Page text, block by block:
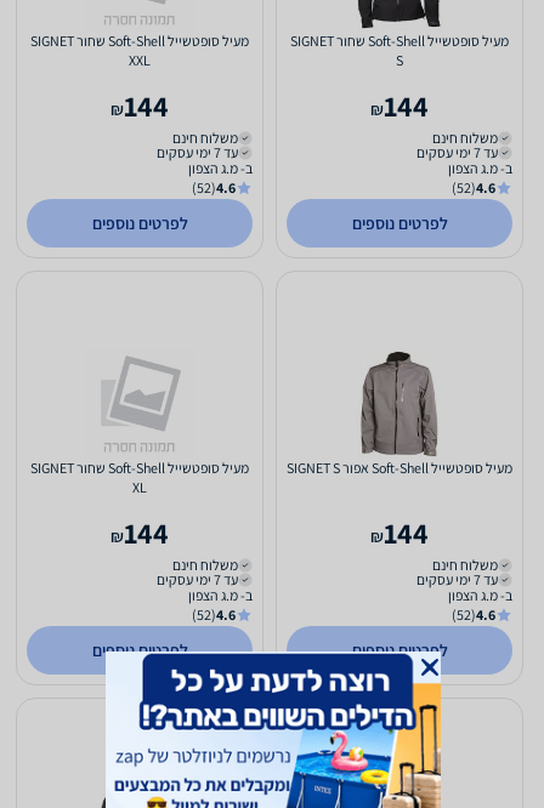
מעיל סופטשייל Soft-Shell שחור SIGNET
S
144
₪
משלוח חינם
עד 7 ימי עסקים
ב- מ.ג הצפון
4.6
(52)
לפרטים נוספים
מעיל סופטשייל Soft-Shell שחור SIGNET
XXL
144
₪
משלוח חינם
עד 7 ימי עסקים
ב- מ.ג הצפון
4.6
(52)
לפרטים נוספים
מעיל סופטשייל Soft-Shell אפור SIGNET S
144
₪
משלוח חינם
עד 7 ימי עסקים
ב- מ.ג הצפון
4.6
(52)
לפרטים נוספים
מעיל סופטשייל Soft-Shell שחור SIGNET
XL
144
₪
משלוח חינם
עד 7 ימי עסקים
ב- מ.ג הצפון
4.6
(52)
לפרטים נוספים